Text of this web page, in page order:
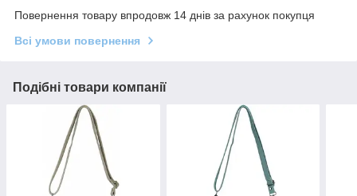
Повернення товару впродовж 14 днів за рахунок покупця
Всі умови повернення
Подібні товари компанії